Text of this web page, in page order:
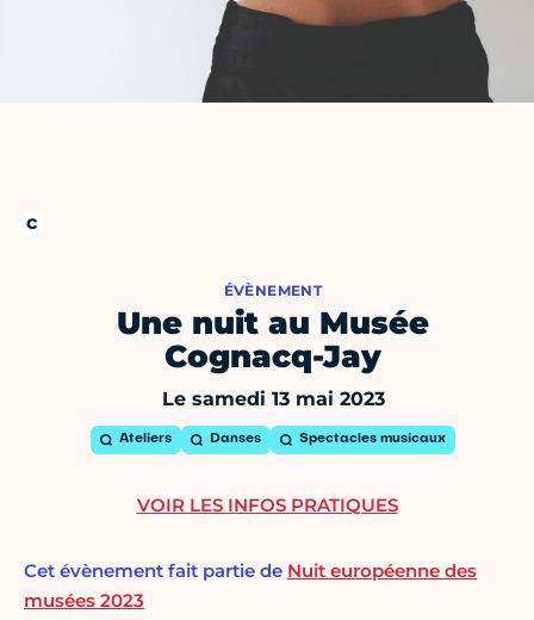
ÉVÈNEMENT
Une nuit au Musée
Cognacq-Jay
Le samedi 13 mai 2023
Ateliers Danses Spectacles musicaux
Cet évènement fait partie de Nuit européenne des
musées 2023
VOIR LES INFOS PRATIQUES